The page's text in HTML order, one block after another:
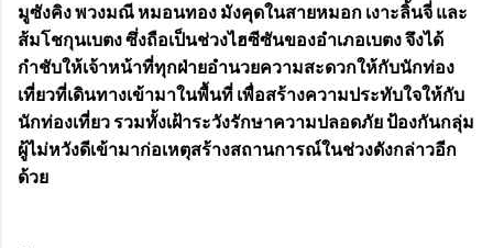
มูซังคิง พวงมณี หมอนทอง มังคุดในสายหมอก เงาะลิ้นจี่ และ
ส้มโชกุนเบตง ซึ่งถือเป็นช่วงไฮซีซันของอำเภอเบตง จึงได้
กำชับให้เจ้าหน้าที่ทุกฝ่ายอำนวยความสะดวกให้กับนักท่อง
เที่ยวที่เดินทางเข้ามาในพื้นที่ เพื่อสร้างความประทับใจให้กับ
นักท่องเที่ยว รวมทั้งเฝ้าระวังรักษาความปลอดภัย ป้องกันกลุ่ม
ผู้ไม่หวังดีเข้ามาก่อเหตุสร้างสถานการณ์ในช่วงดังกล่าวอีก
ด้วย